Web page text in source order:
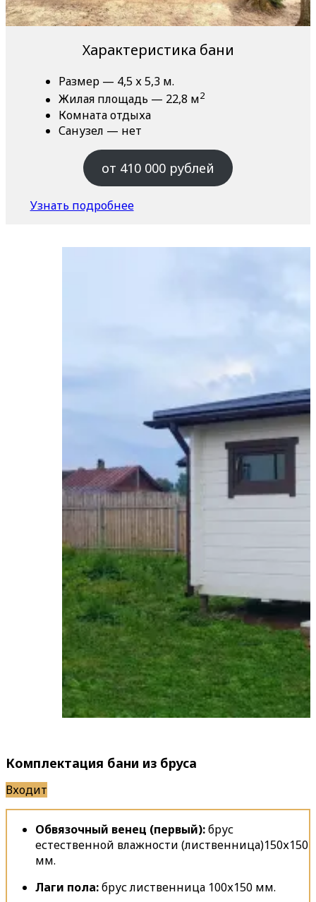
Характеристика бани
Размер — 4,5 х 5,3 м.
Жилая площадь — 22,8 м2
Комната отдыха
Санузел — нет
от 410 000 рублей
Узнать подробнее
Комплектация бани из бруса
Входит
Обвязочный венец (первый):брус
естественной влажности (лиственница)150х150
мм.
Лаги пола:брус лиственница 100х150 мм.